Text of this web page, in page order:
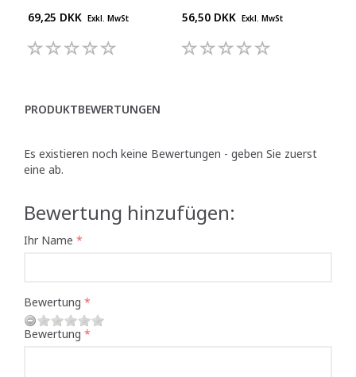
69,25 DKK Exkl. MwSt 56,50 DKK Exkl. MwSt
PRODUKTBEWERTUNGEN
Es existieren noch keine Bewertungen - geben Sie zuerst
eine ab.
Bewertung hinzufügen:
Ihr Name
Bewertung
Bewertung